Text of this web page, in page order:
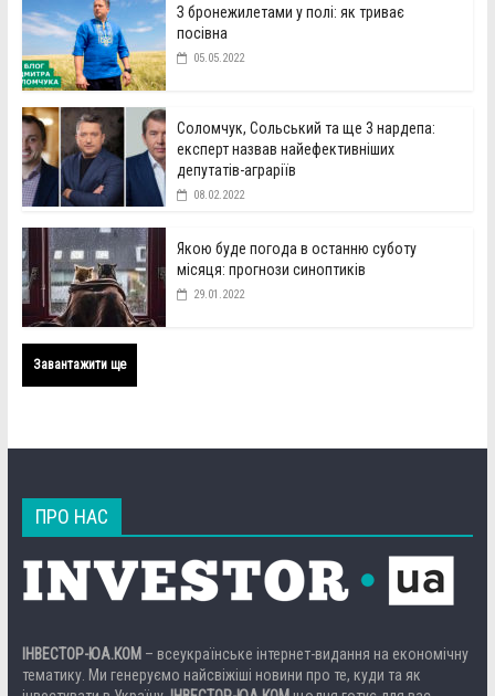
З бронежилетами у полі: як триває
посівна
05.05.2022
Соломчук, Сольський та ще 3 нардепа:
експерт назвав найефективніших
депутатів-аграріїв
08.02.2022
Якою буде погода в останню суботу
місяця: прогнози синоптиків
29.01.2022
Завантажити ще
ПРО НАС
ІНВЕСТОР-ЮА.КОМ – всеукраїнське інтернет-видання на економічну
тематику. Ми генеруємо найсвіжіші новини про те, куди та як